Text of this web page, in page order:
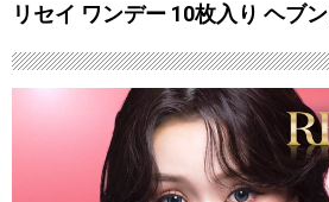
リセイ ワンデー 10枚入り ヘブ